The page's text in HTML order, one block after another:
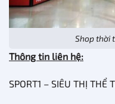
Shop thời
Thông tin liên hệ:
SPORT1 – SIÊU THỊ THỂ